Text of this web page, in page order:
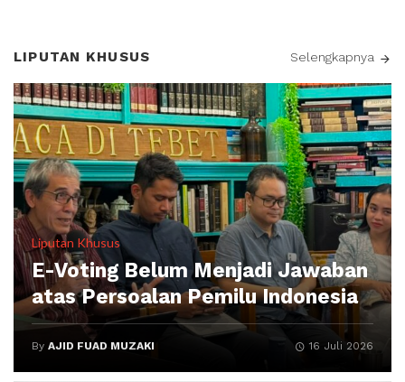
LIPUTAN KHUSUS Selengkapnya
Liputan Khusus
E-Voting Belum Menjadi Jawaban
atas Persoalan Pemilu Indonesia
By AJID FUAD MUZAKI 16 Juli 2026